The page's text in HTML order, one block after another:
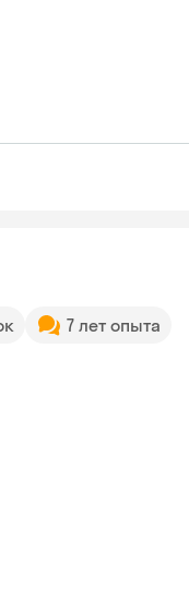
7 лет опыта